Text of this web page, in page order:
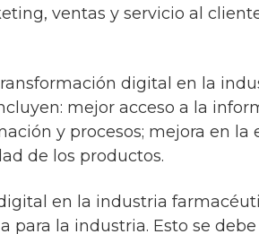
ventas y servicio al
digital en la
mejor acceso a la
y procesos; mejora en
de los productos.
en la industria
para la industria. Esto se